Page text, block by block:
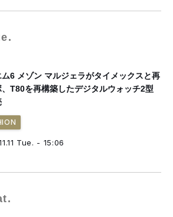
ム6 メゾン マルジェラがタイメックスと再
、T80を再構築したデジタルウォッチ2型
Tue. - 15:06